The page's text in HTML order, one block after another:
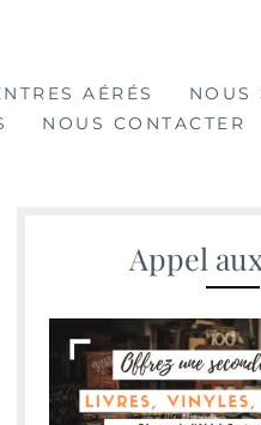
AÉRÉS
NOUS
NOUS CONTACTER
Appel